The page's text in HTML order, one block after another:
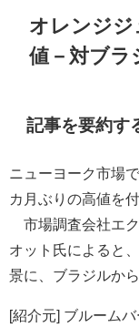
オレンジ
値－対ブラ
記事を要約す
ニューヨーク市場
カ月ぶりの高値を付
市場調査会社エ
オット氏によると
景に、ブラジルか
[紹介元] ブルーム